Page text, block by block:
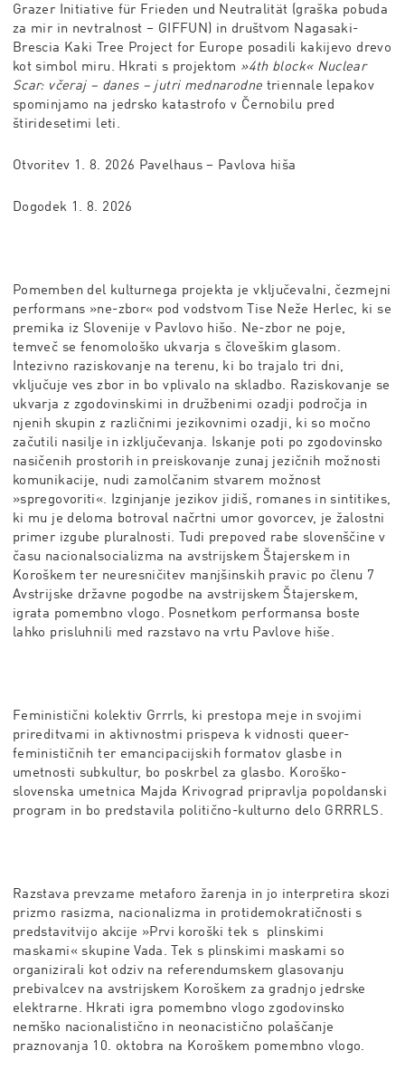
Grazer Initiative für Frieden und Neutralität (graška pobuda
za mir in nevtralnost – GIFFUN) in društvom Nagasaki-
Brescia Kaki Tree Project for Europe posadili kakijevo drevo
kot simbol miru. Hkrati s projektom »4th block« Nuclear
Scar: včeraj – danes – jutri mednarodne triennale lepakov
spominjamo na jedrsko katastrofo v Černobilu pred
štiridesetimi leti.
Otvoritev 1. 8. 2026 Pavelhaus – Pavlova hiša
Dogodek 1. 8. 2026
Pomemben del kulturnega projekta je vključevalni, čezmejni
performans »ne-zbor« pod vodstvom Tise Neže Herlec, ki se
premika iz Slovenije v Pavlovo hišo. Ne-zbor ne poje,
temveč se fenomološko ukvarja s človeškim glasom.
Intezivno raziskovanje na terenu, ki bo trajalo tri dni,
vključuje ves zbor in bo vplivalo na skladbo. Raziskovanje se
ukvarja z zgodovinskimi in družbenimi ozadji področja in
njenih skupin z različnimi jezikovnimi ozadji, ki so močno
začutili nasilje in izključevanja. Iskanje poti po zgodovinsko
nasičenih prostorih in preiskovanje zunaj jezičnih možnosti
komunikacije, nudi zamolčanim stvarem možnost
»spregovoriti«. Izginjanje jezikov jidiš, romanes in sintitikes,
ki mu je deloma botroval načrtni umor govorcev, je žalostni
primer izgube pluralnosti. Tudi prepoved rabe slovenščine v
času nacionalsocializma na avstrijskem Štajerskem in
Koroškem ter neuresničitev manjšinskih pravic po členu 7
Avstrijske državne pogodbe na avstrijskem Štajerskem,
igrata pomembno vlogo. Posnetkom performansa boste
lahko prisluhnili med razstavo na vrtu Pavlove hiše.
Feministični kolektiv Grrrls, ki prestopa meje in svojimi
prireditvami in aktivnostmi prispeva k vidnosti queer-
feminističnih ter emancipacijskih formatov glasbe in
umetnosti subkultur, bo poskrbel za glasbo. Koroško-
slovenska umetnica Majda Krivograd pripravlja popoldanski
program in bo predstavila politično-kulturno delo GRRRLS.
Razstava prevzame metaforo žarenja in jo interpretira skozi
prizmo rasizma, nacionalizma in protidemokratičnosti s
predstavitvijo akcije »Prvi koroški tek s plinskimi
maskami« skupine Vada. Tek s plinskimi maskami so
organizirali kot odziv na referendumskem glasovanju
prebivalcev na avstrijskem Koroškem za gradnjo jedrske
elektrarne. Hkrati igra pomembno vlogo zgodovinsko
nemško nacionalistično in neonacistično polaščanje
praznovanja 10. oktobra na Koroškem pomembno vlogo.